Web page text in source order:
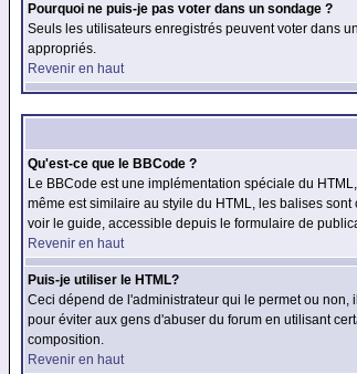
Pourquoi ne puis-je pas voter dans un sondage ?
Seuls les utilisateurs enregistrés peuvent voter dans
appropriés.
Revenir en haut
Qu'est-ce que le BBCode ?
Le BBCode est une implémentation spéciale du
même est similaire au styile du HTML, les balises
voir le guide, accessible depuis le formulaire de
Revenir en haut
Puis-je utiliser le HTML?
Ceci dépend de l'administrateur qui le permet ou non,
pour éviter aux gens d'abuser du forum en utilisant
composition.
Revenir en haut